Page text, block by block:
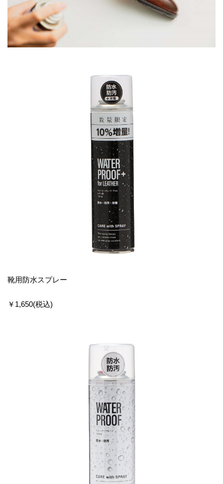
靴用防水スプレー
￥1,650(税込)